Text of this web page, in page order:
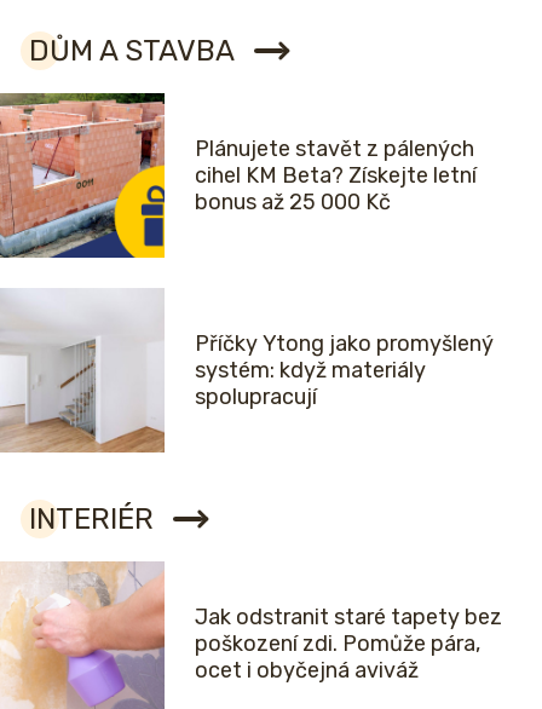
DŮM A STAVBA
Plánujete stavět z pálených
cihel KM Beta? Získejte letní
bonus až 25 000 Kč
Příčky Ytong jako promyšlený
systém: když materiály
spolupracují
INTERIÉR
Jak odstranit staré tapety bez
poškození zdi. Pomůže pára,
ocet i obyčejná aviváž